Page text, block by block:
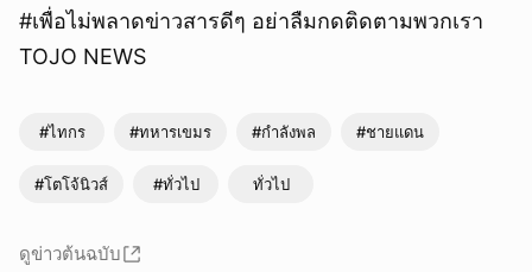
#เพื่อไม่พลาดข่าวสารดีๆ อย่าลืมกดติดตามพวกเรา
TOJO NEWS
#ไทกร #ทหารเขมร #กำลังพล #ชายแดน
#โตโจ้นิวส์ #ทั่วไป ทั่วไป
ดูข่าวต้นฉบับ